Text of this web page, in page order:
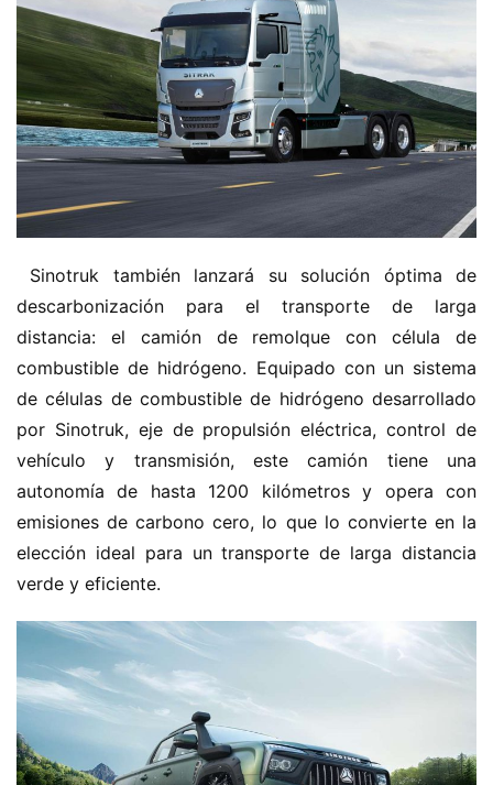
n
C
a
i
n
d
e
u
e
v
a
e
e
r
g
í
Sign up
descarbonización para el transporte de larga
distancia: el camión de remolque con célula de
combustible de hidrógeno. Equipado con un sistema
de células de combustible de hidrógeno desarrollado
por Sinotruk, eje de propulsión eléctrica, control de
vehículo y transmisión, este camión tiene una
autonomía de hasta 1200 kilómetros y opera con
emisiones de carbono cero, lo que lo convierte en la
elección ideal para un transporte de larga distancia
verde y eficiente.